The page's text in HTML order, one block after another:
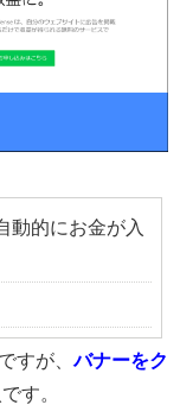
動的にお金が入
すが、バナーをク
す。